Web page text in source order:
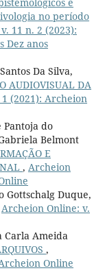
no período
11 n. 2 (2023):
Dez anos
Da Silva,
AUDIOVISUAL DA
(2021): Archeion
Pantoja do
Belmont
E
, Archeion
Gottschalg Duque,
Archeion Online: v.
Carla Ameida
,
Online